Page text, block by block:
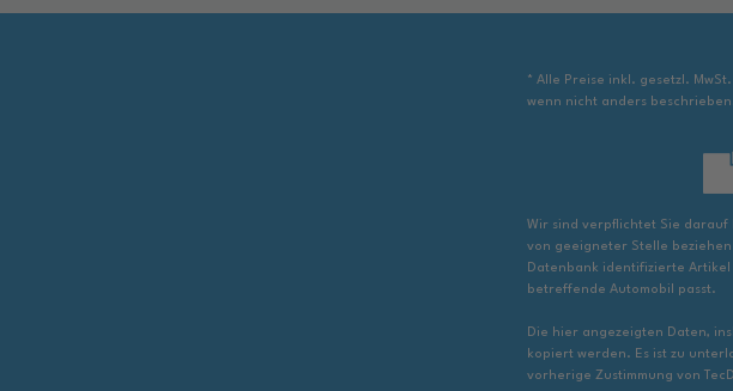
* Alle Preise inkl. gesetzl.
wenn nicht anders
Wir sind verpflichtet Sie darauf
von geeigneter Stelle beziehen
Datenbank identifizierte
betreffende Automobil passt.
Die hier angezeigten Daten,
kopiert werden. Es ist zu
vorherige Zustimmung von